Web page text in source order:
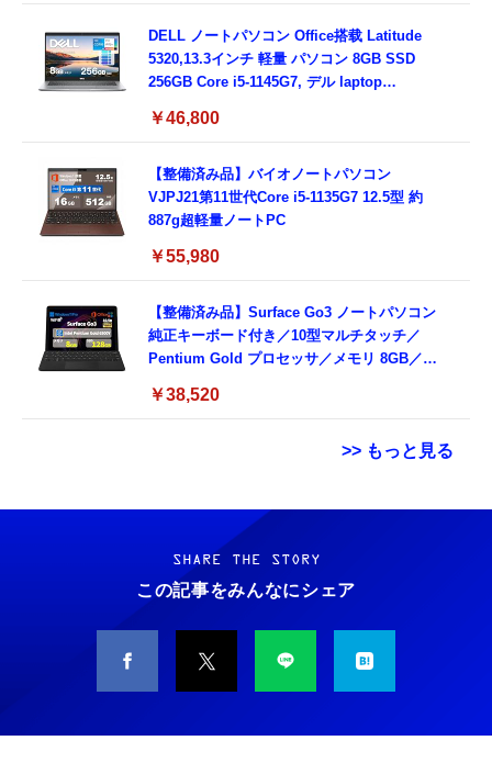
DELL ノートパソコン Office搭载 Latitude
5320,13.3インチ 軽量 パソコン 8GB SSD
256GB Core i5-1145G7, デル laptop
ド付き (整備済み品)
￥46,800
【整備済み品】バイオノートパソコン
VJPJ21第11世代Core i5-1135G7 12.5型 約
887g超軽量ノートPC
￥55,980
【整備済み品】Surface Go3 ノートパソコン
純正キーボード付き／10型マルチタッチ／
Pentium Gold プロセッサ／メモリ 8GB／
Bluetooth5.0／USB-C／1080p顔認証カメラ
￥38,520
>> もっと見る
Grithope イヤホン タイプC【2026新モデル
耐久性】 有線イヤホン マイク付き HiFi音質
ノイズ低減 重低音 遅延なし
￥949
タイプc 寝ホンイヤホン 寝ホン type-c 有線
睡眠用イヤホン 【音質強化バージョン
￥2,199
霊界コミュニケーションロボット BAKETAN
WARASHI ばけたん ワラシ 改 KAI
￥5,400
M10SR AIペット（コミュニケーションロボッ
ト）
SHARE THE STORY
この記事をみんなにシェア